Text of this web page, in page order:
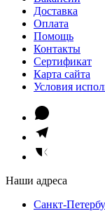
Доставка
Оплата
Помощь
Контакты
Сертификат
Карта сайта
Условия
Наши адреса
Санкт-